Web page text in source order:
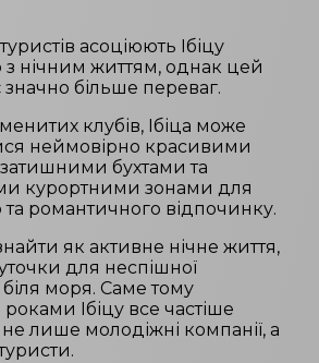
асоціюють Ібіцу
нічним життям, однак цей
значно більше переваг.
клубів, Ібіца може
неймовірно красивими
бухтами та
курортними зонами для
та романтичного відпочинку.
як активне нічне життя,
для неспішної
біля моря. Саме тому
Ібіцу все частіше
лише молодіжні компанії, а